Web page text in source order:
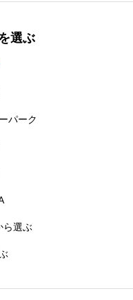
選ぶ
パーク
ら選ぶ